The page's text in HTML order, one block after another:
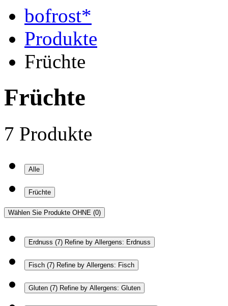
bofrost*
Produkte
Früchte
Früchte
7 Produkte
Alle
Früchte
Wählen Sie Produkte OHNE (0)
Erdnuss (7) Refine by Allergens: Erdnuss
Fisch (7) Refine by Allergens: Fisch
Gluten (7) Refine by Allergens: Gluten